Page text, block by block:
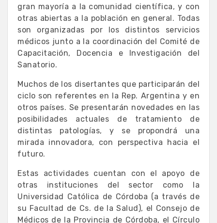
gran mayoría a la comunidad científica, y con
otras abiertas a la población en general. Todas
son organizadas por los distintos servicios
médicos junto a la coordinación del Comité de
Capacitación, Docencia e Investigación del
Sanatorio.
Muchos de los disertantes que participarán del
ciclo son referentes en la Rep. Argentina y en
otros países. Se presentarán novedades en las
posibilidades actuales de tratamiento de
distintas patologías, y se propondrá una
mirada innovadora, con perspectiva hacia el
futuro.
Estas actividades cuentan con el apoyo de
otras instituciones del sector como la
Universidad Católica de Córdoba (a través de
su Facultad de Cs. de la Salud), el Consejo de
Médicos de la Provincia de Córdoba, el Círculo